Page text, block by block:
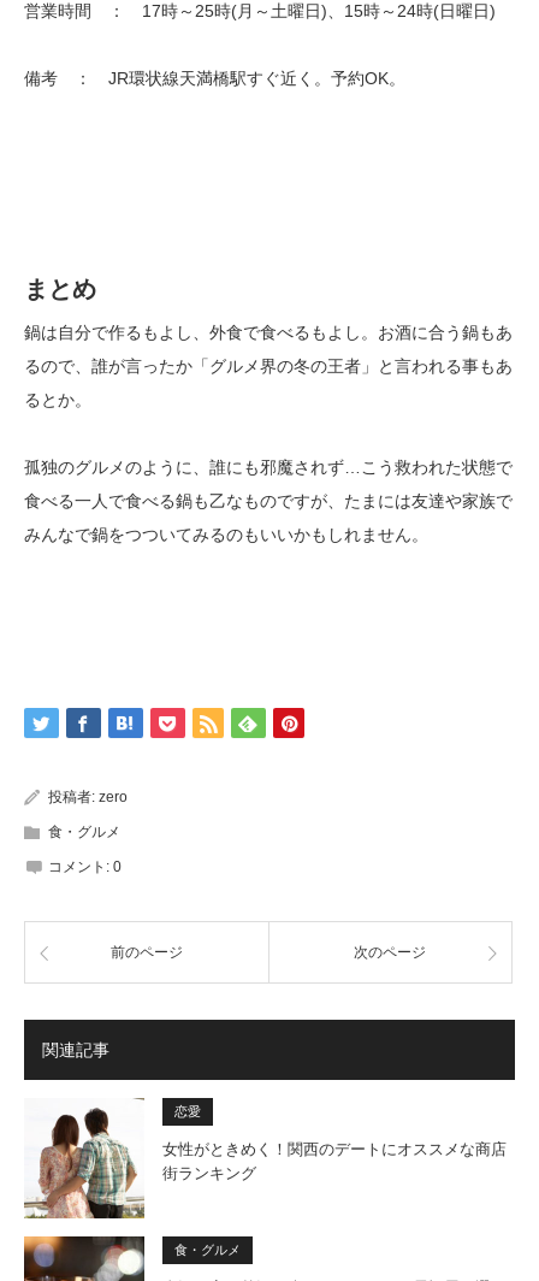
営業時間 ： 17時～25時(月～土曜日)、15時～24時(日曜日)
備考 ： JR環状線天満橋駅すぐ近く。予約OK。
まとめ
鍋は自分で作るもよし、外食で食べるもよし。お酒に合う鍋もあ
るので、誰が言ったか「グルメ界の冬の王者」と言われる事もあ
るとか。
孤独のグルメのように、誰にも邪魔されず…こう救われた状態で
食べる一人で食べる鍋も乙なものですが、たまには友達や家族で
みんなで鍋をつついてみるのもいいかもしれません。
投稿者: zero
食・グルメ
コメント: 0
前のページ 次のページ
関連記事
恋愛
女性がときめく！関西のデートにオススメな商店
街ランキング
食・グルメ